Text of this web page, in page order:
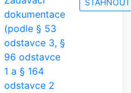
dokumentace
(podle § 53
odstavce 3, §
96 odstavce
1 a § 164
odstavce 2
STÁHNOUT